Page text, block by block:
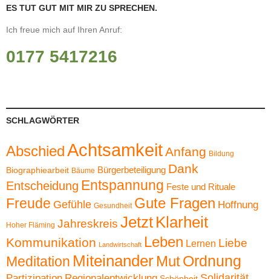
ES TUT GUT MIT MIR ZU SPRECHEN.
Ich freue mich auf Ihren Anruf:
0177 5417216
SCHLAGWÖRTER
AbschiedAchtsamkeitAnfang Bildung
Biographiearbeit Bäume Bürgerbeteiligung Dank
Entscheidung Entspannung Feste und Rituale
Freude Gefühle Gesundheit Gute Fragen Hoffnung
Hoher Fläming Jahreskreis Jetzt Klarheit
Kommunikation Landwirtschaft Leben Lernen Liebe
Meditation Miteinander MutOrdnung